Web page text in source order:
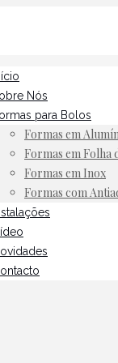
Nós
para Bolos
Formas em
Formas em Folha
Formas em Inox
Formas com